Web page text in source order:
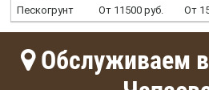
Пескогрунт
От 11500 руб. От
Обслуживаем